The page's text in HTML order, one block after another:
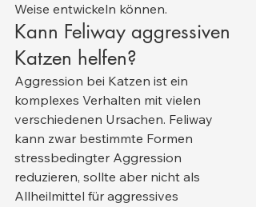
Weise entwickeln können.
Kann Feliway aggressiven
Katzen helfen?
Aggression bei Katzen ist ein
komplexes Verhalten mit vielen
verschiedenen Ursachen. Feliway
kann zwar bestimmte Formen
stressbedingter Aggression
reduzieren, sollte aber nicht als
Allheilmittel für aggressives